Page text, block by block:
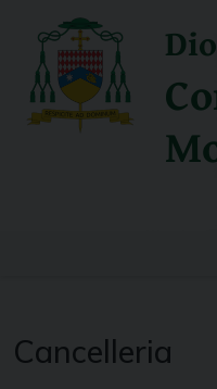
content
Cancelleria